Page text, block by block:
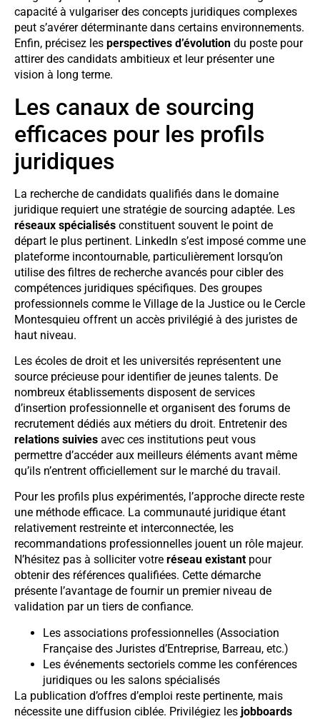
capacité à vulgariser des concepts juridiques complexes
peut s’avérer déterminante dans certains environnements.
Enfin, précisez les perspectives d’évolution du poste pour
attirer des candidats ambitieux et leur présenter une
vision à long terme.
Les canaux de sourcing
efficaces pour les profils
juridiques
La recherche de candidats qualifiés dans le domaine
juridique requiert une stratégie de sourcing adaptée. Les
réseaux spécialisés constituent souvent le point de
départ le plus pertinent. LinkedIn s’est imposé comme une
plateforme incontournable, particulièrement lorsqu’on
utilise des filtres de recherche avancés pour cibler des
compétences juridiques spécifiques. Des groupes
professionnels comme le Village de la Justice ou le Cercle
Montesquieu offrent un accès privilégié à des juristes de
haut niveau.
Les écoles de droit et les universités représentent une
source précieuse pour identifier de jeunes talents. De
nombreux établissements disposent de services
d’insertion professionnelle et organisent des forums de
recrutement dédiés aux métiers du droit. Entretenir des
relations suivies avec ces institutions peut vous
permettre d’accéder aux meilleurs éléments avant même
qu’ils n’entrent officiellement sur le marché du travail.
Pour les profils plus expérimentés, l’approche directe reste
une méthode efficace. La communauté juridique étant
relativement restreinte et interconnectée, les
recommandations professionnelles jouent un rôle majeur.
N’hésitez pas à solliciter votre réseau existant pour
obtenir des références qualifiées. Cette démarche
présente l’avantage de fournir un premier niveau de
validation par un tiers de confiance.
Les associations professionnelles (Association
Française des Juristes d’Entreprise, Barreau, etc.)
Les événements sectoriels comme les conférences
juridiques ou les salons spécialisés
La publication d’offres d’emploi reste pertinente, mais
nécessite une diffusion ciblée. Privilégiez les jobboards